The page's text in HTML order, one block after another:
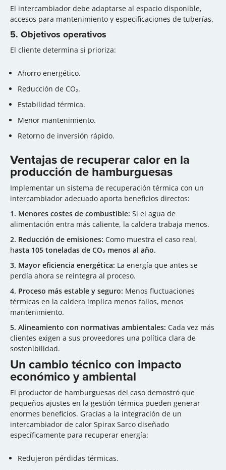
El intercambiador debe adaptarse al espacio disponible,
accesos para mantenimiento y especificaciones de tuberías.
5. Objetivos operativos
El cliente determina si prioriza:
Ahorro energético.
Reducción de CO₂.
Estabilidad térmica.
Menor mantenimiento.
Retorno de inversión rápido.
Ventajas de recuperar calor en la
producción de hamburguesas
Implementar un sistema de recuperación térmica con un
intercambiador adecuado aporta beneficios directos:
1. Menores costes de combustible: Si el agua de
alimentación entra más caliente, la caldera trabaja menos.
2. Reducción de emisiones: Como muestra el caso real,
hasta 105 toneladas de CO₂ menos al año.
3. Mayor eficiencia energética: La energía que antes se
perdía ahora se reintegra al proceso.
4. Proceso más estable y seguro: Menos fluctuaciones
térmicas en la caldera implica menos fallos, menos
mantenimiento.
5. Alineamiento con normativas ambientales: Cada vez más
clientes exigen a sus proveedores una política clara de
sostenibilidad.
Un cambio técnico con impacto
económico y ambiental
El productor de hamburguesas del caso demostró que
pequeños ajustes en la gestión térmica pueden generar
enormes beneficios. Gracias a la integración de un
intercambiador de calor Spirax Sarco diseñado
específicamente para recuperar energía:
Redujeron pérdidas térmicas.